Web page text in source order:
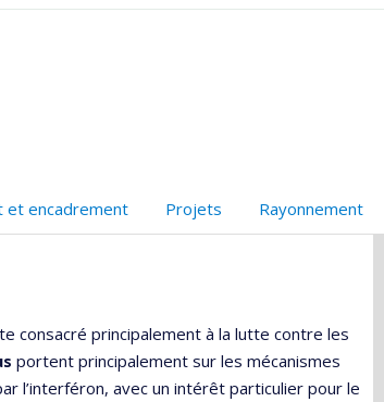
LinkedInCompteAutre
et encadrement Projets Rayonnement
consacré principalement à la lutte contre les
portent principalement sur les mécanismes
l’interféron, avec un intérêt particulier pour le